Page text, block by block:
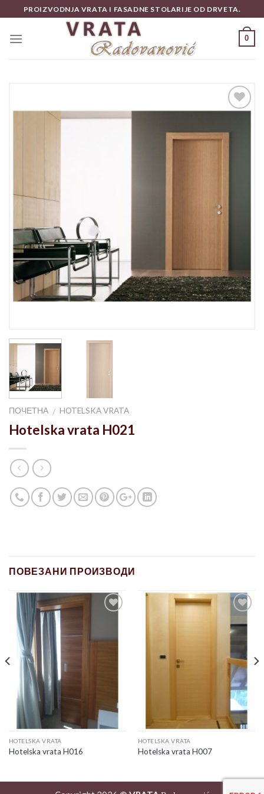
to
content
PROIZVODNJA VRATA I FASADNE STOLARIJE OD DRVETA.
0
Add to
ПОЧЕТНА / HOTELSKA VRATA
Hotelska vrata H021
ПОВЕЗАНИ ПРОИЗВОДИ
Add to
HOTELSKA VRATA
Hotelska vrata H016
Add to
HOTELSKA VRATA
Hotelska vrata H007